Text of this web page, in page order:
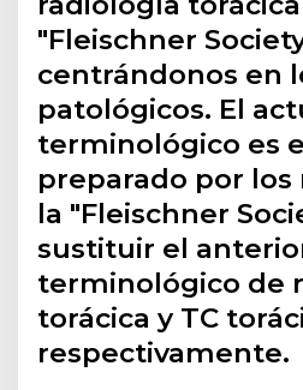
"Fleischner
centrándonos en
patológicos. El
terminológico es
preparado por
la "Fleischner
sustituir el
terminológico de
torácica y TC
respectivamente.